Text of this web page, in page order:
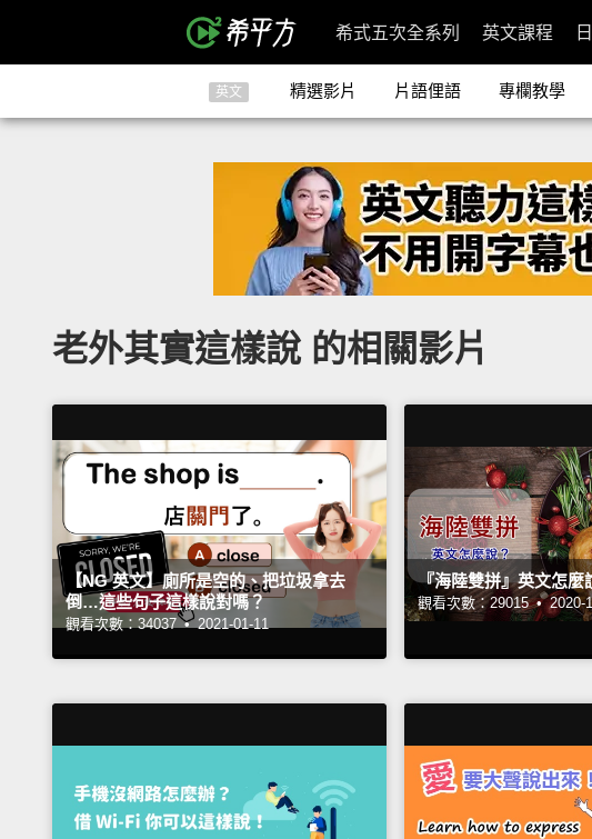
希式五次全系列 英文課程
英文 精選影片 片語俚語 專欄教學
老外其實這樣說 的相關影片
【NG 英文】廁所是空的、把垃圾拿去
倒…這些句子這樣說對嗎？
觀看次數：34037 • 2021-01-11
『海陸雙拼』英文怎麼
觀看次數：29015 • 2020-